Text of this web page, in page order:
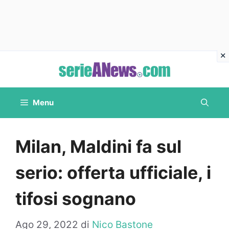
contenuto
Menu
Milan, Maldini fa sul
serio: offerta ufficiale, i
tifosi sognano
Ago 29, 2022 di Nico Bastone